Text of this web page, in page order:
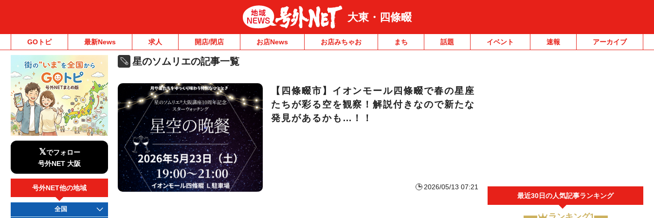
大東・四條畷
GOトピ 最新News 求人 開店/閉店 お店News お店みちゃお まち 話題 イベント 速報 アーカイブ
星のソムリエの記事一覧
【四條畷市】イオンモール四條畷で春の星座
たちが彩る空を観察！解説付きなので新たな
発見があるかも…！！
2026/05/13 07:21
最近30日の人気記事ランキング
𝕏でフォロー
号外NET 大阪
号外NET他の地域
全国